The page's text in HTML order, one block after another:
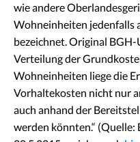
wie andere
Wohneinheiten jedenfalls
bezeichnet. Original
Verteilung der
Wohneinheiten liege die
Vorhaltekosten nicht nur
auch anhand der
werden könnten.“